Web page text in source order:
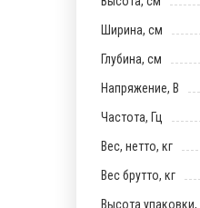
Ширина, см
Глубина, см
Напряжение, В
Частота, Гц
Вес, нетто, кг
Вес брутто, кг
Высота